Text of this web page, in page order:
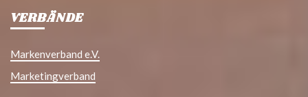
VERBÄNDE
Markenverband e.V.
Marketingverband